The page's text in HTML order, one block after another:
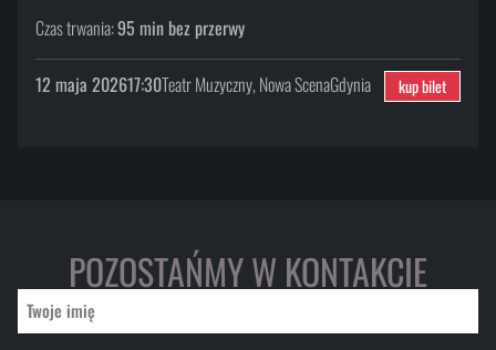
Czas trwania:95 min bez przerwy
12 maja 202617:30Teatr Muzyczny, Nowa ScenaGdynia kup bilet
POZOSTAŃMY W KONTAKCIE